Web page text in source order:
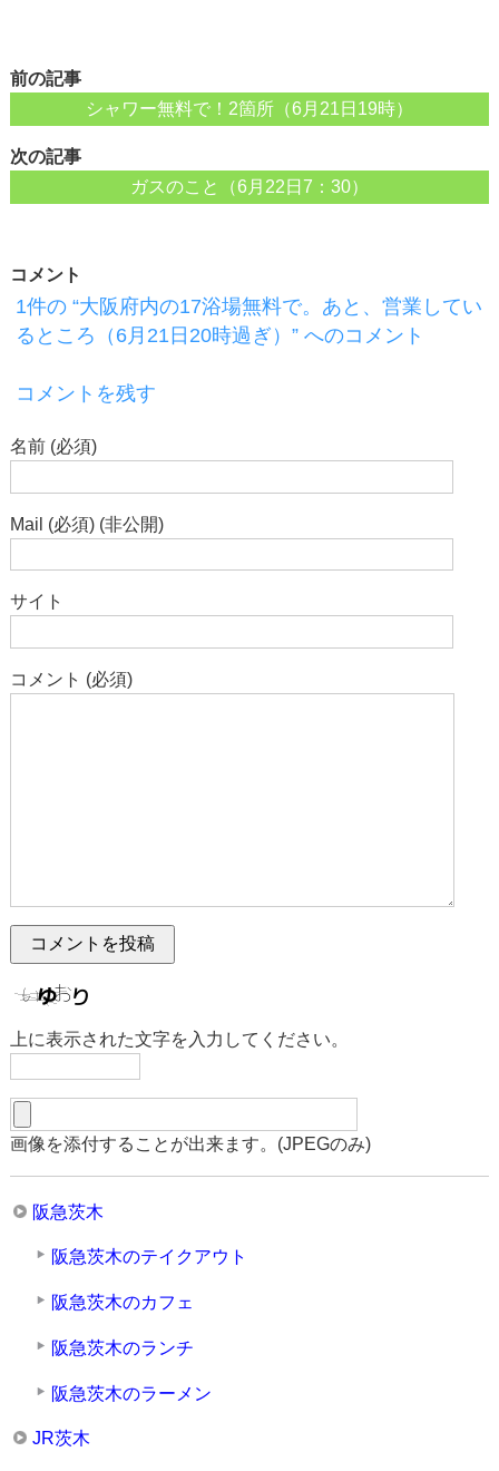
前の記事
シャワー無料で！2箇所（6月21日19時）
次の記事
ガスのこと（6月22日7：30）
コメント
1件の “大阪府内の17浴場無料で。あと、営業してい
るところ（6月21日20時過ぎ）” へのコメント
コメントを残す
名前 (必須)
Mail (必須) (非公開)
サイト
コメント (必須)
上に表示された文字を入力してください。
画像を添付することが出来ます。(JPEGのみ)
阪急茨木
阪急茨木のテイクアウト
阪急茨木のカフェ
阪急茨木のランチ
阪急茨木のラーメン
JR茨木